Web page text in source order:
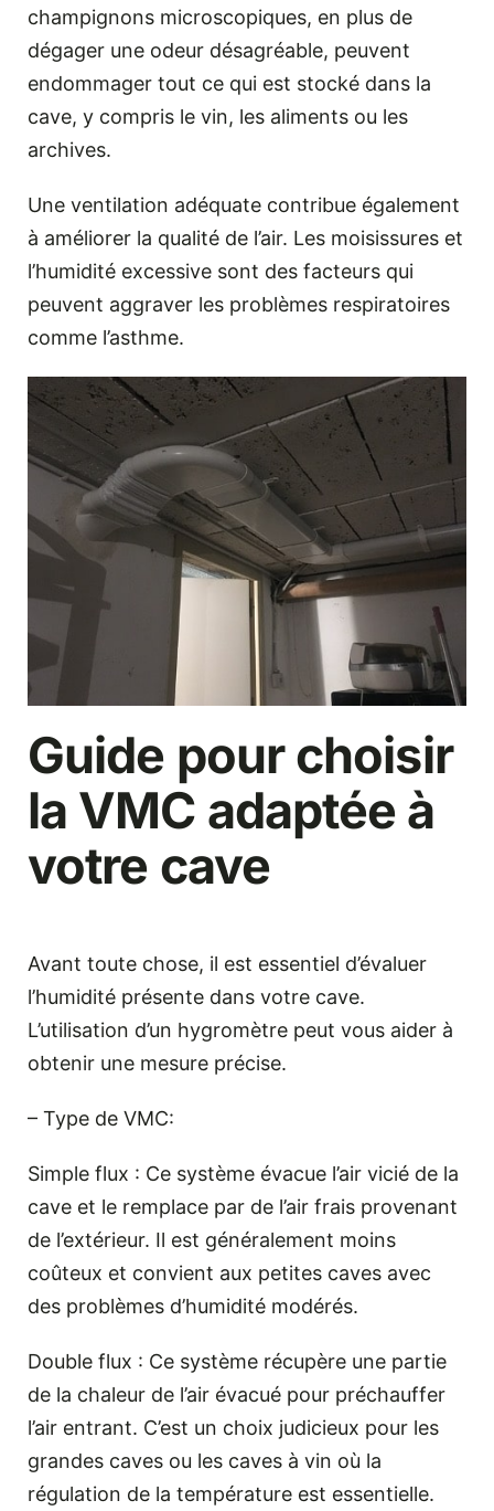
champignons microscopiques, en plus de
dégager une odeur désagréable, peuvent
endommager tout ce qui est stocké dans la
cave, y compris le vin, les aliments ou les
archives.
Une ventilation adéquate contribue également
à améliorer la qualité de l’air. Les moisissures et
l’humidité excessive sont des facteurs qui
peuvent aggraver les problèmes respiratoires
comme l’asthme.
Guide pour choisir
la VMC adaptée à
votre cave
Avant toute chose, il est essentiel d’évaluer
l’humidité présente dans votre cave.
L’utilisation d’un hygromètre peut vous aider à
obtenir une mesure précise.
– Type de VMC:
Simple flux : Ce système évacue l’air vicié de la
cave et le remplace par de l’air frais provenant
de l’extérieur. Il est généralement moins
coûteux et convient aux petites caves avec
des problèmes d’humidité modérés.
Double flux : Ce système récupère une partie
de la chaleur de l’air évacué pour préchauffer
l’air entrant. C’est un choix judicieux pour les
grandes caves ou les caves à vin où la
régulation de la température est essentielle.